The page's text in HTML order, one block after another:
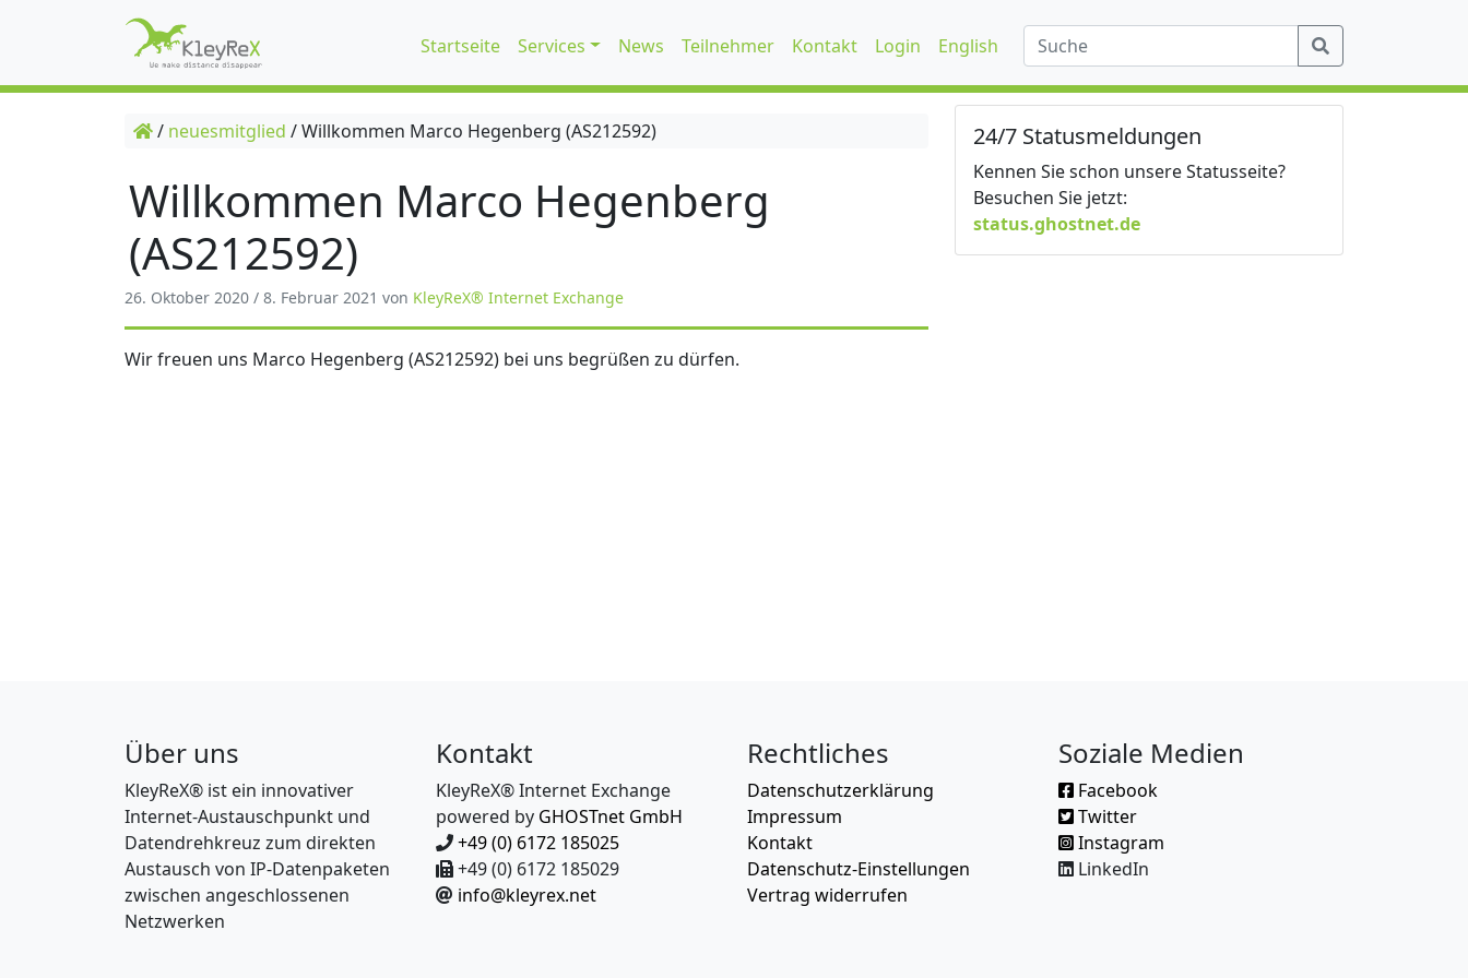
Startseite Services News Teilnehmer Kontakt Login English
/ neuesmitglied /Willkommen Marco Hegenberg (AS212592)
Willkommen Marco Hegenberg
(AS212592)
26. Oktober 2020 / 8. Februar 2021 von KleyReX® Internet Exchange
Wir freuen uns Marco Hegenberg (AS212592) bei uns begrüßen zu dürfen.
24/7 Statusmeldungen
Kennen Sie schon unsere Statusseite?
Besuchen Sie jetzt:
status.ghostnet.de
Über uns
KleyReX® ist ein innovativer
Internet-Austauschpunkt und
Datendrehkreuz zum direkten
Austausch von IP-Datenpaketen
zwischen angeschlossenen
Netzwerken
Kontakt
KleyReX® Internet Exchange
powered by GHOSTnet GmbH
+49 (0) 6172 185025
+49 (0) 6172 185029
info@kleyrex.net
Rechtliches
Datenschutzerklärung
Impressum
Kontakt
Datenschutz-Einstellungen
Vertrag widerrufen
Soziale Medien
Facebook
Twitter
Instagram
LinkedIn